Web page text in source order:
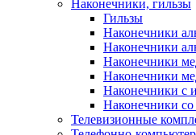
Наконечники, гильзы
Гильзы
Наконечники
Наконечники
Наконечники
Наконечники
Наконечники с
Наконечники
Телевизионные